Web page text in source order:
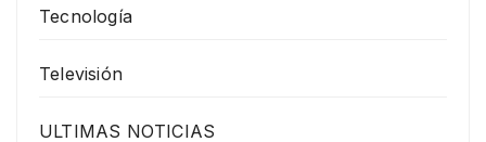
Tecnología
Televisión
ULTIMAS NOTICIAS